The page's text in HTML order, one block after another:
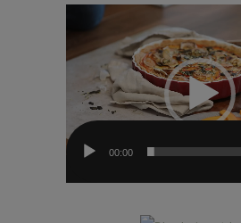
Video-
00:00